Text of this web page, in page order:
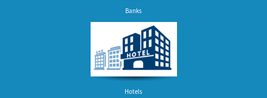
Banks
Hotels